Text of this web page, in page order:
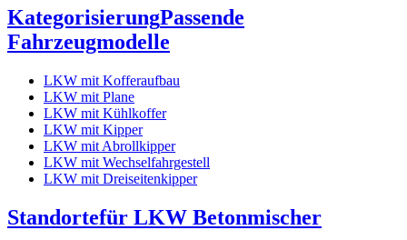
KategorisierungPassende
Fahrzeugmodelle
LKW mit Kofferaufbau
LKW mit Plane
LKW mit Kühlkoffer
LKW mit Kipper
LKW mit Abrollkipper
LKW mit Wechselfahrgestell
LKW mit Dreiseitenkipper
Standortefür LKW Betonmischer